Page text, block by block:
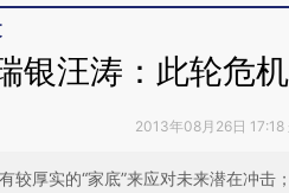
银汪涛：此轮危
2013年08月26日 17:18
较厚实的“家底”来应对未来潜在冲